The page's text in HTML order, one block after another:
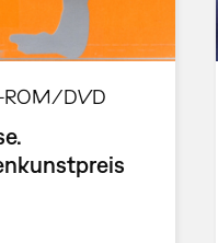
ROM/DVD